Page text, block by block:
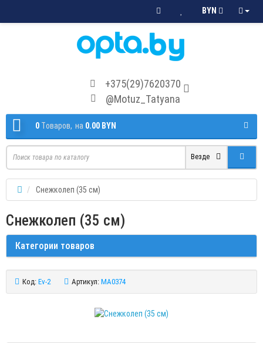
BYN
+375(29)7620370
@Motuz_Tatyana
0 Tоваров, на 0.00 BYN
Везде
Снежколеп (35 см)
Снежколеп (35 см)
Категории товаров
Код: Ev-2 Артикул: MA0374